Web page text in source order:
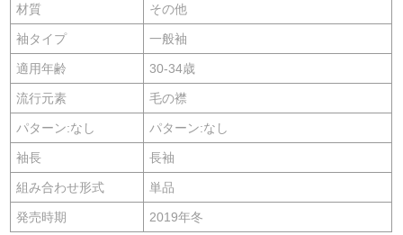
材質 その他
袖タイプ 一般袖
適用年齢 30-34歳
流行元素 毛の襟
パターン:なし パターン:なし
袖長 長袖
組み合わせ形式 単品
発売時期 2019年冬